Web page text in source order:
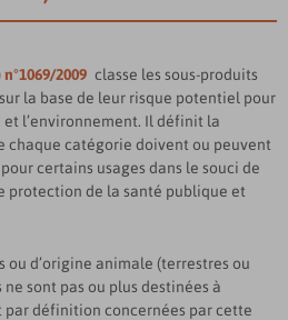
2009 classe les sous-produits
la base de leur risque potentiel pour
l’environnement. Il définit la
chaque catégorie doivent ou peuvent
certains usages dans le souci de
protection de la santé publique et
ou d’origine animale (terrestres ou
sont pas ou plus destinées à
par définition concernées par cette